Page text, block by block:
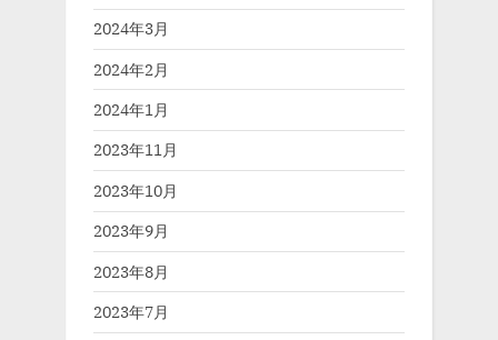
2024年3月
2024年2月
2024年1月
2023年11月
2023年10月
2023年9月
2023年8月
2023年7月